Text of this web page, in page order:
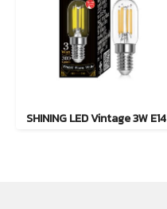
SHINING LED Vintage 3W E14